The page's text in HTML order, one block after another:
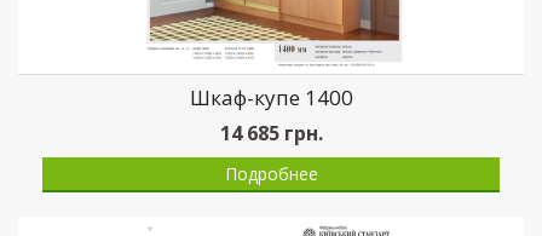
Шкаф-купе 1400
14 685грн.
Подробнее